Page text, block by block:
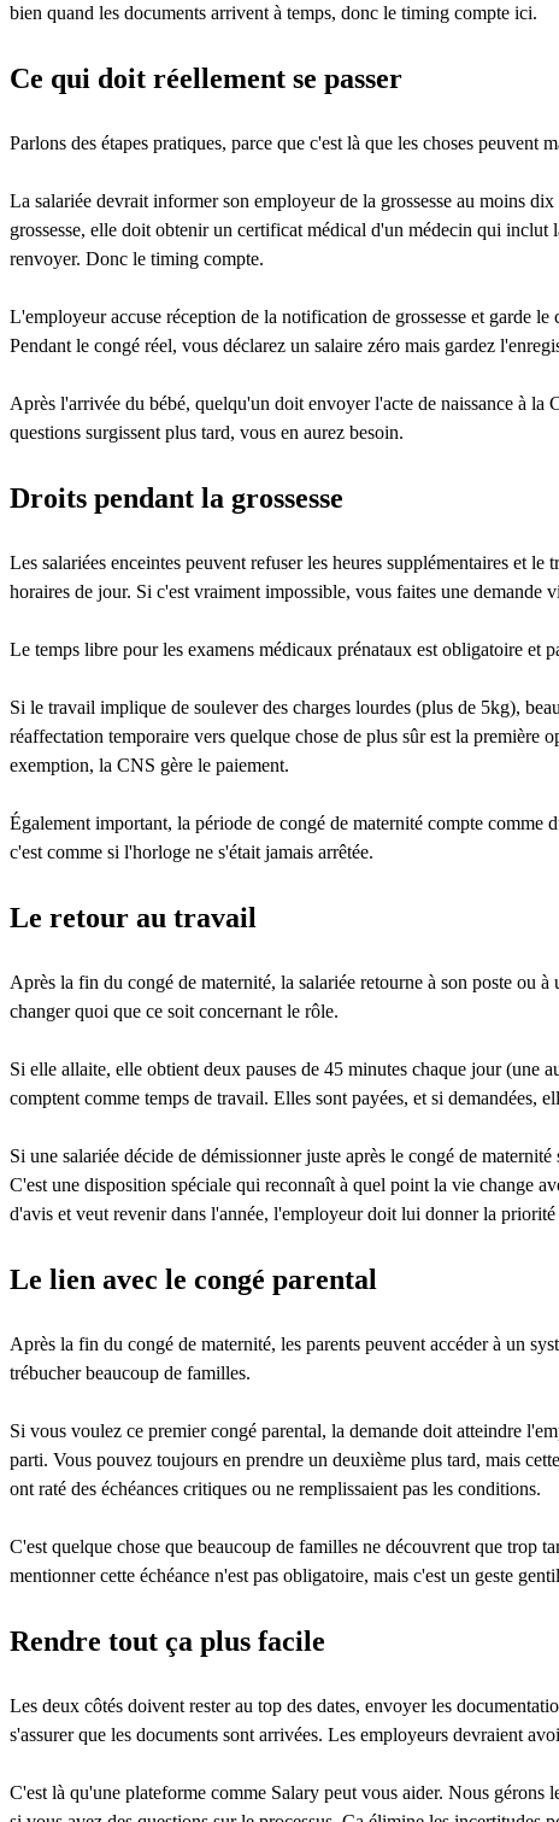
bien quand les documents arrivent à temps, donc le timing compte ici.
Ce qui doit réellement se passer
Parlons des étapes pratiques, parce que c'est là que les choses peuvent
La salariée devrait informer son employeur de la grossesse au moins
grossesse, elle doit obtenir un certificat médical d'un médecin qui
renvoyer. Donc le timing compte.
L'employeur accuse réception de la notification de grossesse et garde
Pendant le congé réel, vous déclarez un salaire zéro mais gardez
Après l'arrivée du bébé, quelqu'un doit envoyer l'acte de naissance à
questions surgissent plus tard, vous en aurez besoin.
Droits pendant la grossesse
Les salariées enceintes peuvent refuser les heures supplémentaires et
horaires de jour. Si c'est vraiment impossible, vous faites une
Le temps libre pour les examens médicaux prénataux est obligatoire et
Si le travail implique de soulever des charges lourdes (plus de 5kg),
réaffectation temporaire vers quelque chose de plus sûr est la
exemption, la CNS gère le paiement.
Également important, la période de congé de maternité compte
c'est comme si l'horloge ne s'était jamais arrêtée.
Le retour au travail
Après la fin du congé de maternité, la salariée retourne à son poste ou
changer quoi que ce soit concernant le rôle.
Si elle allaite, elle obtient deux pauses de 45 minutes chaque jour (une
comptent comme temps de travail. Elles sont payées, et si demandées,
Si une salariée décide de démissionner juste après le congé de
C'est une disposition spéciale qui reconnaît à quel point la vie change
d'avis et veut revenir dans l'année, l'employeur doit lui donner la
Le lien avec le congé parental
Après la fin du congé de maternité, les parents peuvent accéder à un
trébucher beaucoup de familles.
Si vous voulez ce premier congé parental, la demande doit atteindre
parti. Vous pouvez toujours en prendre un deuxième plus tard, mais
ont raté des échéances critiques ou ne remplissaient pas les conditions.
C'est quelque chose que beaucoup de familles ne découvrent que trop
mentionner cette échéance n'est pas obligatoire, mais c'est un geste
Rendre tout ça plus facile
Les deux côtés doivent rester au top des dates, envoyer les
s'assurer que les documents sont arrivées. Les employeurs devraient
C'est là qu'une plateforme comme Salary peut vous aider. Nous gérons